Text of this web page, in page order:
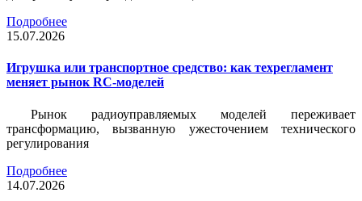
Подробнее
15.07.2026
Игрушка или транспортное средство: как техрегламент
меняет рынок RC-моделей
Рынок радиоуправляемых моделей переживает
трансформацию, вызванную ужесточением технического
регулирования
Подробнее
14.07.2026